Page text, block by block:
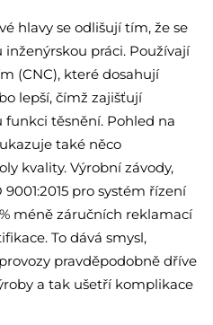
hlavy se odlišují tím, že se
práci. Používají
(CNC), které dosahují
lepší, čímž zajišťují
funkci těsnění. Pohled na
také něco
kvality. Výrobní závody,
pro systém řízení
méně záručních reklamací
To dává smysl,
pravděpodobně dříve
a tak ušetří komplikace